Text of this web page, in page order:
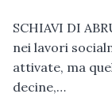
SCHIAVI DI
nei lavori
attivate, ma
decine,…